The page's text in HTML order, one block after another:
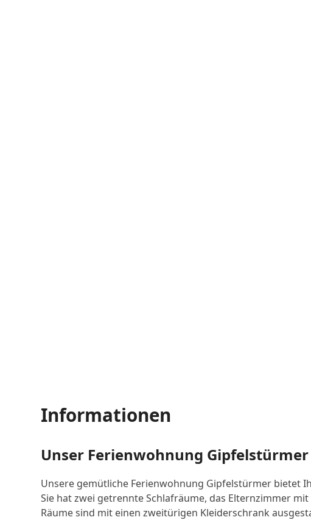
Informationen
Unser Ferienwohnung
Unsere gemütliche Ferienwohnung Gipfelstürmer bietet
Sie hat zwei getrennte Schlafräume, das Elternzimmer
Räume sind mit einen zweitürigen Kleiderschrank